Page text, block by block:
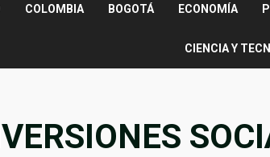
COLOMBIA BOGOTÁ ECONOMÍA
CIENCIA Y